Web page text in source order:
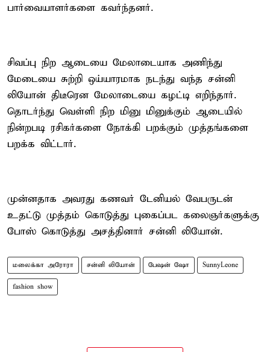
பார்வையாளர்களை கவர்ந்தனர்.
சிவப்பு நிற ஆடையை மேலாடையாக அணிந்து
மேடையை சுற்றி ஒய்யாரமாக நடந்து வந்த சன்னி
லியோன் திடீரென மேலாடையை கழட்டி எறிந்தார்.
தொடர்ந்து வெள்ளி நிற மினு மினுக்கும் ஆடையில்
நின்றபடி ரசிகர்களை நோக்கி பறக்கும் முத்தங்களை
பறக்க விட்டார்.
முன்னதாக அவரது கணவர் டேனியல் வேபருடன்
உதட்டு முத்தம் கொடுத்து புகைப்பட கலைஞர்களுக்கு
போஸ் கொடுத்து அசத்தினார் சன்னி லியோன்.
மலைக்கா அரோரா சன்னி லியோன் பேஷன் ஷோ SunnyLeone
fashion show